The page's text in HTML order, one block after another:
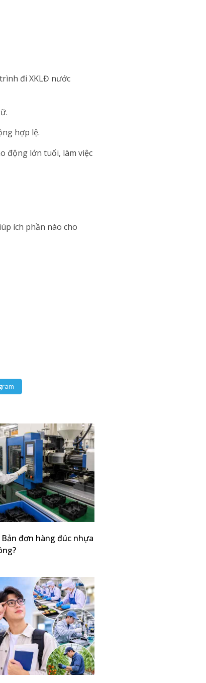
đi XKLĐ nước
hợp lệ.
động lớn tuổi, làm việc
ích phần nào cho
đơn hàng đúc nhựa